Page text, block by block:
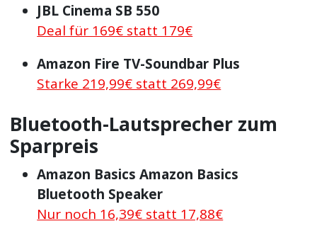
JBL Cinema SB 550
Deal für 169€ statt 179€
Amazon Fire TV-Soundbar Plus
Starke 219,99€ statt 269,99€
Bluetooth-Lautsprecher zum
Sparpreis
Amazon Basics Amazon Basics
Bluetooth Speaker
Nur noch 16,39€ statt 17,88€